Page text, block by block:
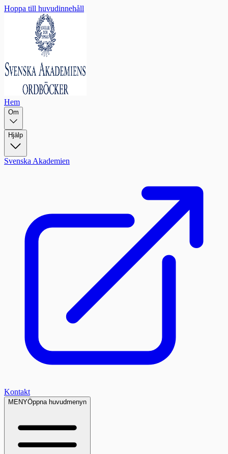
Hoppa till huvudinnehåll
Hem
Om
Hjälp
Svenska Akademien
Kontakt
MENYÖppna huvudmenyn